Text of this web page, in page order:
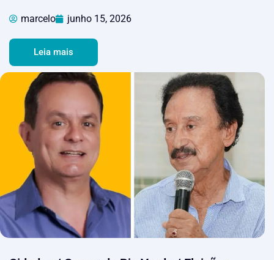
marcelo junho 15, 2026
Leia mais